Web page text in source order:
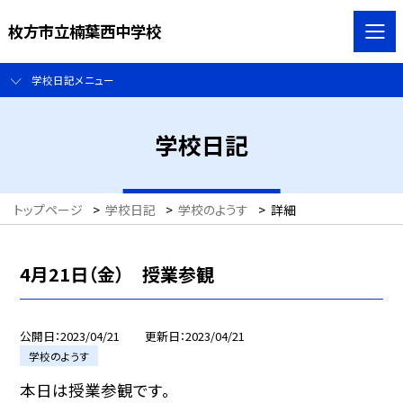
枚方市立楠葉西中学校
学校日記メニュー
学校日記
トップページ > 学校日記 > 学校のようす > 詳細
4月21日（金） 授業参観
公開日 2023/04/21 更新日 2023/04/21
学校のようす
本日は授業参観です。